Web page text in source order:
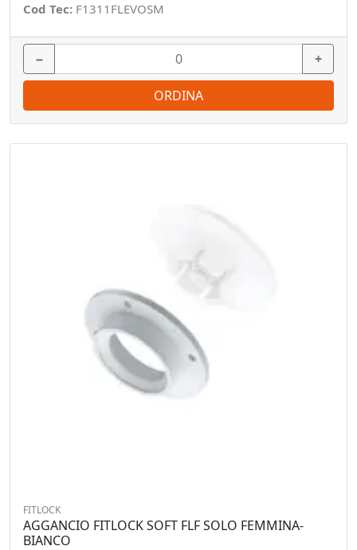
Cod Tec: F1311FLEVOSM
− +
ORDINA
FITLOCK
AGGANCIO FITLOCK SOFT FLF SOLO FEMMINA-
BIANCO